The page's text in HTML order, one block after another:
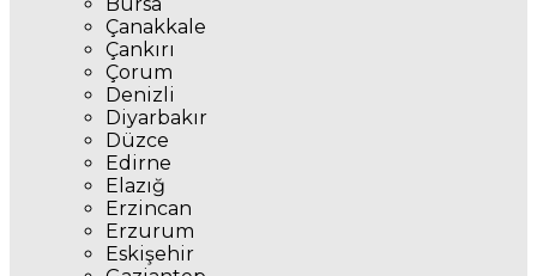
Çanakkale
Çankırı
Çorum
Denizli
Diyarbakır
Düzce
Edirne
Elazığ
Erzincan
Erzurum
Eskişehir